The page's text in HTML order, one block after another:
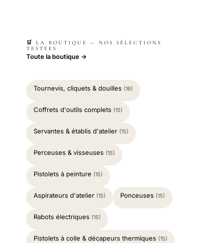
🛒 LA BOUTIQUE — NOS SÉLECTIONS
TESTÉES
Toute la boutique →
Tournevis, cliquets & douilles (16)
Coffrets d'outils complets (15)
Servantes & établis d'atelier (15)
Perceuses & visseuses (15)
Pistolets à peinture (15)
Aspirateurs d'atelier (15) Ponceuses (15)
Rabots électriques (15)
Pistolets à colle & décapeurs thermiques (15)